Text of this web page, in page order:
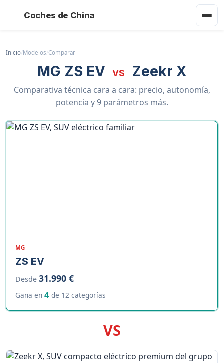
Coches de China
Inicio/Modelos/Comparar
MG ZS EV vs Zeekr X
Comparativa técnica cara a cara: precio, autonomía,
potencia y 9 parámetros más.
MG
ZS EV
Desde 31.990 €
Gana en 4de 12 categorías
VS